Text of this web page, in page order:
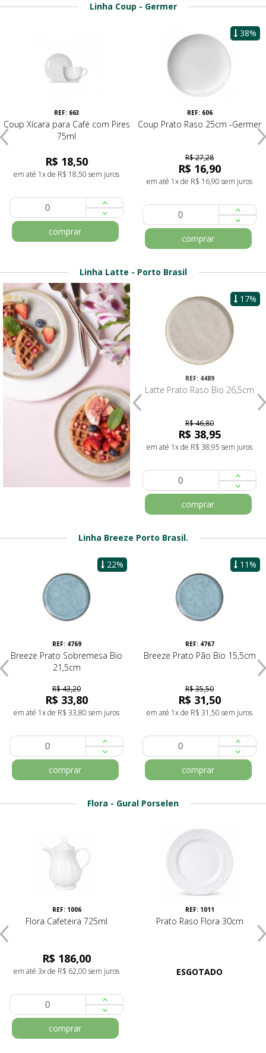
Linha Coup - Germer
REF: 663
Coup Xícara para Café com Pires
75ml
R$ 18,50
em até 1x de R$ 18,50 sem juros
comprar
38%
REF: 606
Coup Prato Raso 25cm -Germer
R$ 27,28
R$ 16,90
em até 1x de R$ 16,90 sem juros
comprar
Linha Latte - Porto Brasil
13%
REF: 4485
Latte Cumbuca Orgânico
17,5x5,5cm 520ml
R$ 45,80
R$ 39,90
em até 1x de R$ 39,90 sem juros
17%
REF: 4489
Latte Prato Raso Bio 26,5cm
R$ 46,80
R$ 38,95
em até 1x de R$ 38,95 sem juros
comprar
Linha Breeze Porto Brasil.
22%
REF: 4769
Breeze Prato Sobremesa Bio
21,5cm
R$ 43,20
R$ 33,80
em até 1x de R$ 33,80 sem juros
comprar
11%
REF: 4767
Breeze Prato Pão Bio 15,5cm
R$ 35,50
R$ 31,50
em até 1x de R$ 31,50 sem juros
comprar
Flora - Gural Porselen
REF: 1006
Flora Cafeteira 725ml
R$ 186,00
em até 3x de R$ 62,00 sem juros
comprar
REF: 1011
Prato Raso Flora 30cm
ESGOTADO